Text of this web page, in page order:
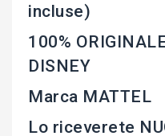
incluse)
100%
DISNEY
Marca MATTEL
Lo riceverete